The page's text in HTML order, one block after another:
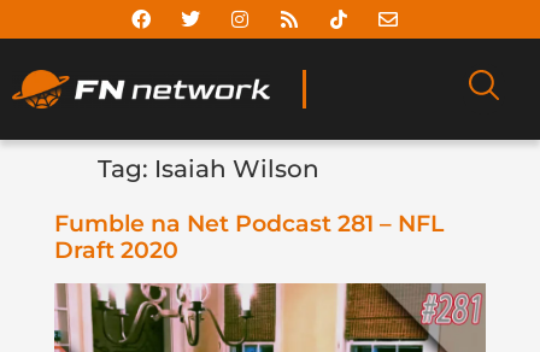
Tag: Isaiah Wilson
Fumble na Net Podcast 281 – NFL
Draft 2020